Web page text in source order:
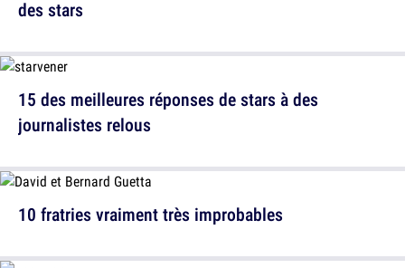
des stars
10 fratries vraiment très improbables
15 des meilleures réponses de stars à des
journalistes relous